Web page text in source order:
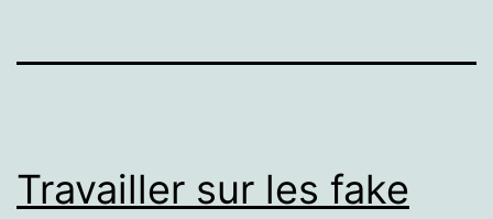
Travailler sur les fake